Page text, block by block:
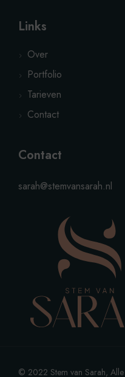
Links
Over
Portfolio
Tarieven
Contact
Contact
sarah@stemvansarah.nl
© 2022 Stem van Sarah,